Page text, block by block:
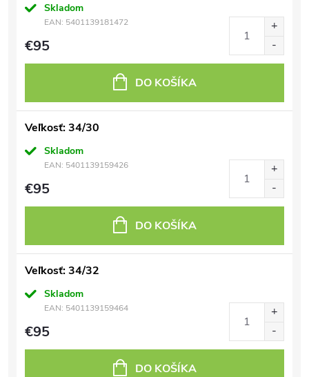
Skladom
EAN: 5401139181472
€95
DO KOŠÍKA
Veľkosť: 34/30
Skladom
EAN: 5401139159426
€95
DO KOŠÍKA
Veľkosť: 34/32
Skladom
EAN: 5401139159464
€95
DO KOŠÍKA